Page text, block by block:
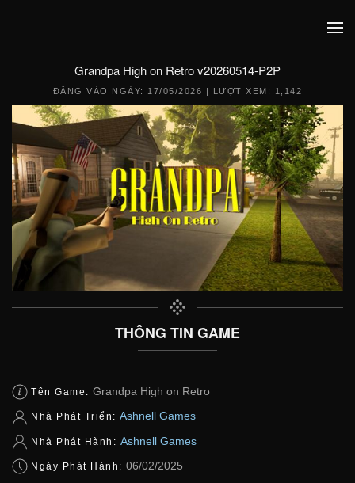
Grandpa High on Retro v20260514-P2P
ĐĂNG VÀO NGÀY: 17/05/2026 | LƯỢT XEM: 1,142
THÔNG TIN GAME
Tên Game: Grandpa High on Retro
Nhà Phát Triển: Ashnell Games
Nhà Phát Hành: Ashnell Games
Ngày Phát Hành: 06/02/2025